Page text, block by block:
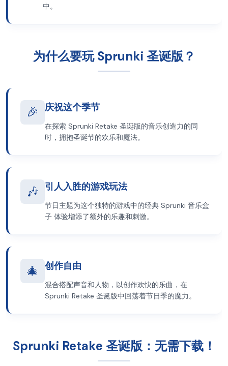
中。
为什么要玩 Sprunki 圣诞版？
🎉 庆祝这个季节
在探索 Sprunki Retake 圣诞版的音乐创造力的同
时，拥抱圣诞节的欢乐和魔法。
🎶 引人入胜的游戏玩法
节日主题为这个独特的游戏中的经典 Sprunki 音乐盒
子 体验增添了额外的乐趣和刺激。
🎄 创作自由
混合搭配声音和人物，以创作欢快的乐曲，在
Sprunki Retake 圣诞版中回荡着节日季的魔力。
Sprunki Retake 圣诞版：无需下载！